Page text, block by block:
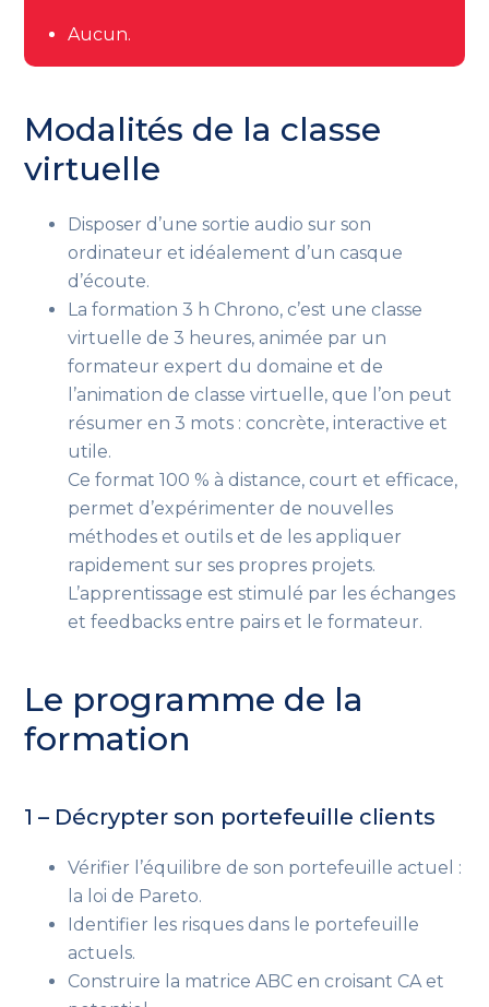
Aucun.
Modalités de la classe
virtuelle
Disposer d’une sortie audio sur son
ordinateur et idéalement d’un casque
d’écoute.
La formation 3 h Chrono, c’est une classe
virtuelle de 3 heures, animée par un
formateur expert du domaine et de
l’animation de classe virtuelle, que l’on peut
résumer en 3 mots : concrète, interactive et
utile.
Ce format 100 % à distance, court et efficace,
permet d’expérimenter de nouvelles
méthodes et outils et de les appliquer
rapidement sur ses propres projets.
L’apprentissage est stimulé par les échanges
et feedbacks entre pairs et le formateur.
Le programme de la
formation
1 – Décrypter son portefeuille clients
Vérifier l’équilibre de son portefeuille actuel :
la loi de Pareto.
Identifier les risques dans le portefeuille
actuels.
Construire la matrice ABC en croisant CA et